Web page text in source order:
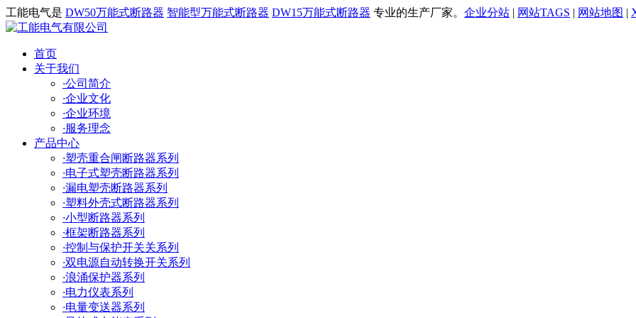
工能电气是 DW50万能式断路器 智能型万能式断路器 DW15万能式断路器 专业的生产厂家。 企业分站 | 网站TAGS | 网站地图 |
首页
关于我们
·公司简介
·企业文化
·企业环境
·服务理念
产品中心
·塑壳重合闸断路器系列
·电子式塑壳断路器系列
·漏电塑壳断路器系列
·塑料外壳式断路器系列
·小型断路器系列
·框架断路器系列
·控制与保护开关关系列
·双电源自动转换开关系列
·浪涌保护器系列
·电力仪表系列
·电量变送器系列